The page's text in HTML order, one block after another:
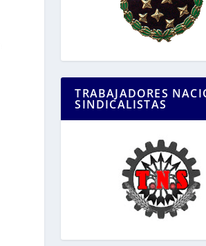
TRABAJADORES
SINDICALISTAS